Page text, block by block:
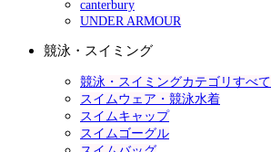
canterbury
UNDER ARMOUR
競泳・スイミング
競泳・スイミングカテゴリすべて
スイムウェア・競泳水着
スイムキャップ
スイムゴーグル